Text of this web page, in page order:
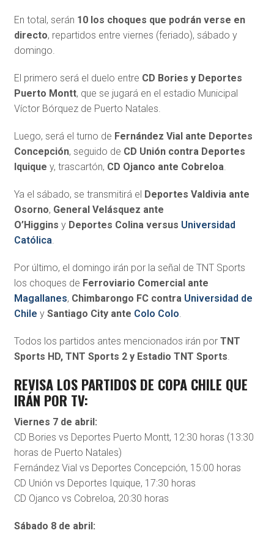
En total, serán 10 los choques que podrán verse en
directo, repartidos entre viernes (feriado), sábado y
domingo.
El primero será el duelo entre CD Bories y Deportes
Puerto Montt, que se jugará en el estadio Municipal
Víctor Bórquez de Puerto Natales.
Luego, será el turno de Fernández Vial ante Deportes
Concepción, seguido de CD Unión contra Deportes
Iquique y, trascartón, CD Ojanco ante Cobreloa.
Ya el sábado, se transmitirá el Deportes Valdivia ante
Osorno, General Velásquez ante
O’Higgins y Deportes Colina versus Universidad
Católica.
Por último, el domingo irán por la señal de TNT Sports
los choques de Ferroviario Comercial ante
Magallanes, Chimbarongo FC contra Universidad de
Chile y Santiago City ante Colo Colo.
Todos los partidos antes mencionados irán por TNT
Sports HD, TNT Sports 2 y Estadio TNT Sports.
REVISA LOS PARTIDOS DE COPA CHILE QUE
IRÁN POR TV:
Viernes 7 de abril:
CD Bories vs Deportes Puerto Montt, 12:30 horas (13:30
horas de Puerto Natales)
Fernández Vial vs Deportes Concepción, 15:00 horas
CD Unión vs Deportes Iquique, 17:30 horas
CD Ojanco vs Cobreloa, 20:30 horas
Sábado 8 de abril: